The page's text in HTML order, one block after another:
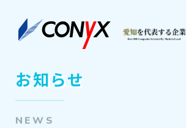
お知らせ
NEWS